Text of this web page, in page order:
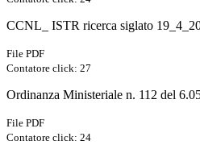
CCNL_ ISTR ricerca siglato
File PDF
Contatore click: 27
Ordinanza Ministeriale n. 112 del
File PDF
Contatore click: 24